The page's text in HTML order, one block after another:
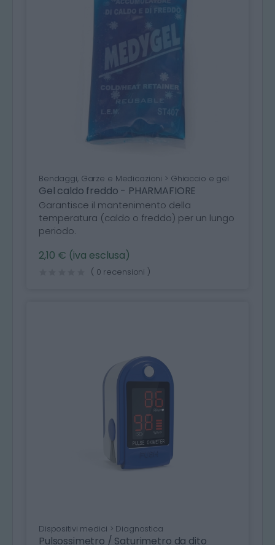
Bendaggi, Garze e Medicazioni > Ghiaccio e gel
Gel caldo freddo - PHARMAFIORE
Garantisce il mantenimento della
temperatura (caldo o freddo) per un lungo
periodo.
2,10 € (iva esclusa)
( 0 recensioni )
Dispositivi medici > Diagnostica
Pulsossimetro / Saturimetro da dito